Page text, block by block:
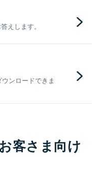
えします。
ンロードできま
客さま向け